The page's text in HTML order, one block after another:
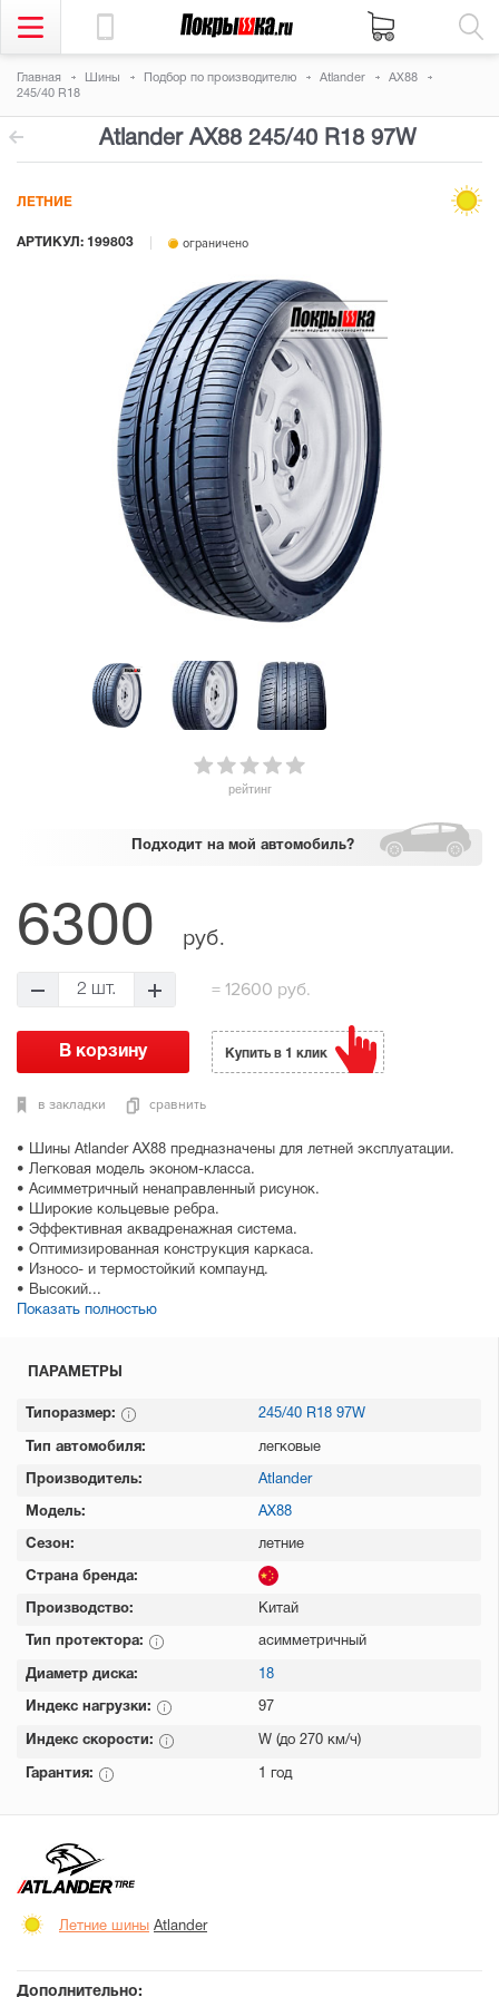
Главная Шины Подбор по производителю Atlander
AX88
245/40 R18
Atlander AX88 245/40 R18 97W
рейтинг
АРТИКУЛ: 199803 ограничено
ЛЕТНИЕ
Подходит на мой автомобиль?
• Шины Atlander AX88 предназначены для летней эксплуатации.
• Легковая модель эконом-класса.
• Асимметричный ненаправленный рисунок.
• Широкие кольцевые ребра.
• Эффективная аквадренажная система.
• Оптимизированная конструкция каркаса.
• Износо- и термостойкий компаунд.
• Высокий...
Показать полностью
6300 руб.
2 шт. = 12600 руб.
в закладки сравнить
Купить в 1 клик
ПАРАМЕТРЫ
Типоразмер: 245/40 R18 97W
Тип автомобиля: легковые
Производитель: Atlander
Модель: AX88
Сезон: летние
Страна бренда:
Производство: Китай
Тип протектора: асимметричный
Диаметр диска: 18
Индекс нагрузки: 97
Индекс скорости: W (до 270 км/ч)
Гарантия: 1 год
Летние шины Atlander
Дополнительно: